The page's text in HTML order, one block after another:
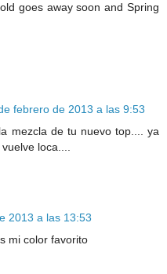
goes away soon and Spring
febrero de 2013 a las 9:53
mezcla de tu nuevo top.... ya
loca....
2013 a las 13:53
mi color favorito